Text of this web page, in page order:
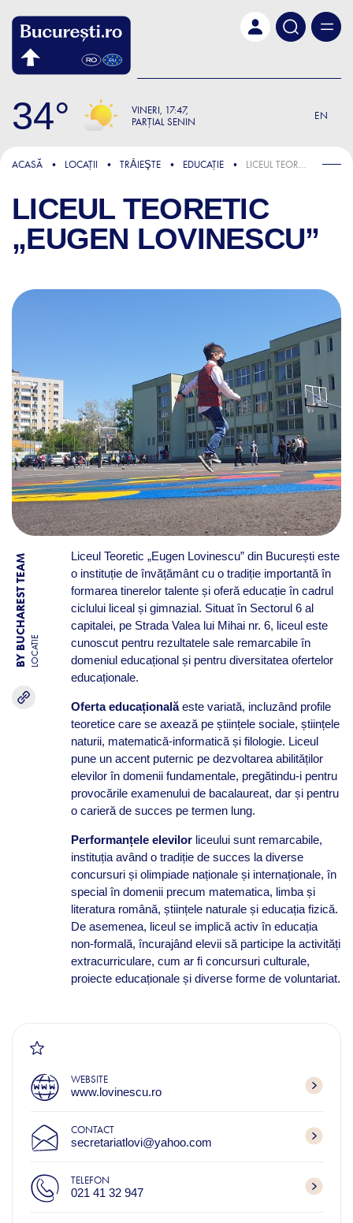
34 VINERI 17:47
PARȚIAL SENIN
EN
ACASĂ LOCAȚII TRǍIEŞTE EDUCAȚIE LICEUL TEORETIC „EUGEN LOVINESCU”
LICEUL TEORETIC
„EUGEN LOVINESCU”
BY BUCHAREST TEAM LOCATIE
Liceul Teoretic „Eugen Lovinescu” din București este
o instituție de învățământ cu o tradiție importantă în
formarea tinerelor talente și oferă educație în cadrul
ciclului liceal și gimnazial. Situat în Sectorul 6 al
capitalei, pe Strada Valea lui Mihai nr. 6, liceul este
cunoscut pentru rezultatele sale remarcabile în
domeniul educațional și pentru diversitatea ofertelor
educaționale.
Oferta educaționalăeste variată, incluzând profile
teoretice care se axează pe științele sociale, științele
naturii, matematică-informatică și filologie. Liceul
pune un accent puternic pe dezvoltarea abilităților
elevilor în domenii fundamentale, pregătindu-i pentru
provocările examenului de bacalaureat, dar și pentru
o carieră de succes pe termen lung.
Performanțele elevilorliceului sunt remarcabile,
instituția având o tradiție de succes la diverse
concursuri și olimpiade naționale și internaționale, în
special în domenii precum matematica, limba și
literatura română, științele naturale și educația fizică.
De asemenea, liceul se implică activ în educația
non-formală, încurajând elevii să participe la activități
extracurriculare, cum ar fi concursuri culturale,
proiecte educaționale și diverse forme de voluntariat.
WEBSITE
www.lovinescu.ro
CONTACT
secretariatlovi@yahoo.com
TELEFON
021 41 32 947